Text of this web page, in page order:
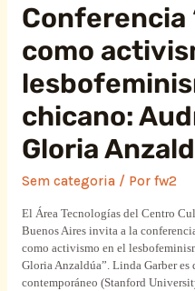
Conferencia
como
chicano:
Gloria
Sem categoria/ Por fw2
El Área Tecnologías del Centro
Buenos Aires invita a la
como activismo en el
Gloria Anzaldúa”. Linda Garber
contemporáneo (Stanford